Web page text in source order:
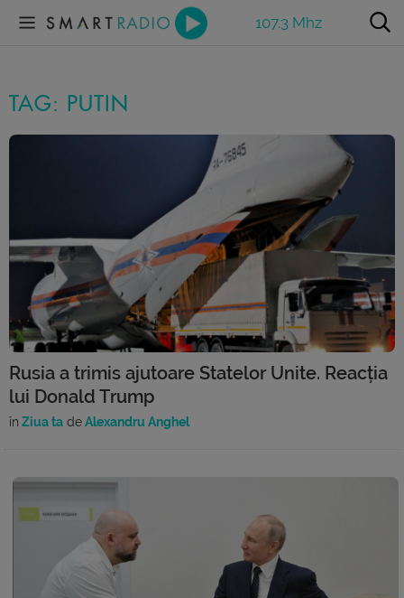
107.3 Mhz
TAG: PUTIN
Rusia a trimis ajutoare Statelor Unite. Reacția
lui Donald Trump
în Ziua ta deAlexandru Anghel